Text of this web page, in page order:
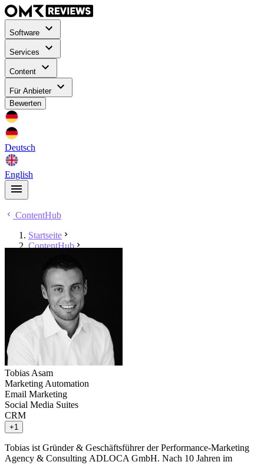
Software
Services
Content
Für Anbieter
Bewerten
Deutsch
English
ContentHub
Startseite
ContentHub
Tobias Asam
Marketing Automation
Email Marketing
Social Media Suites
CRM
+1
Tobias ist Gründer & Geschäftsführer der Performance-Marketing
Agency & Consulting ADLOCA GmbH. Nach 10 Jahren im